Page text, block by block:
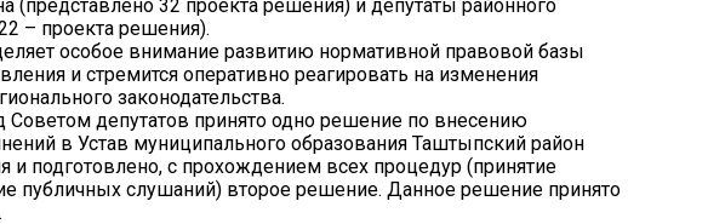
(представлено 32 проекта решения) и депутаты районного
– проекта решения).
особое внимание развитию нормативной правовой базы
и стремится оперативно реагировать на изменения
законодательства.
Советом депутатов принято одно решение по внесению
в Устав муниципального образования Таштыпский район
и подготовлено, с прохождением всех процедур (принятие
публичных слушаний) второе решение. Данное решение принято